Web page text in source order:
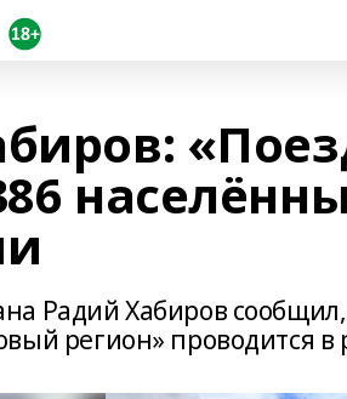
Радий Хабиров
регион» проводится